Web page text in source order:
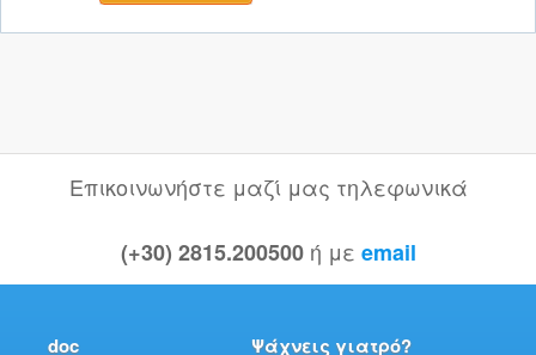
Επικοινωνήστε μαζί μας τηλεφωνικά
(+30) 2815.200500 ή με email
doc Ψάχνεις γιατρό?